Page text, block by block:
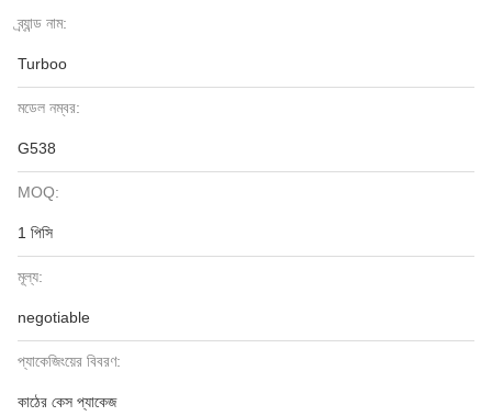
ব্র্যান্ড নাম:
Turboo
মডেল নম্বর:
G538
MOQ:
1 পিসি
মূল্য:
negotiable
প্যাকেজিংয়ের বিবরণ:
কাঠের কেস প্যাকেজ